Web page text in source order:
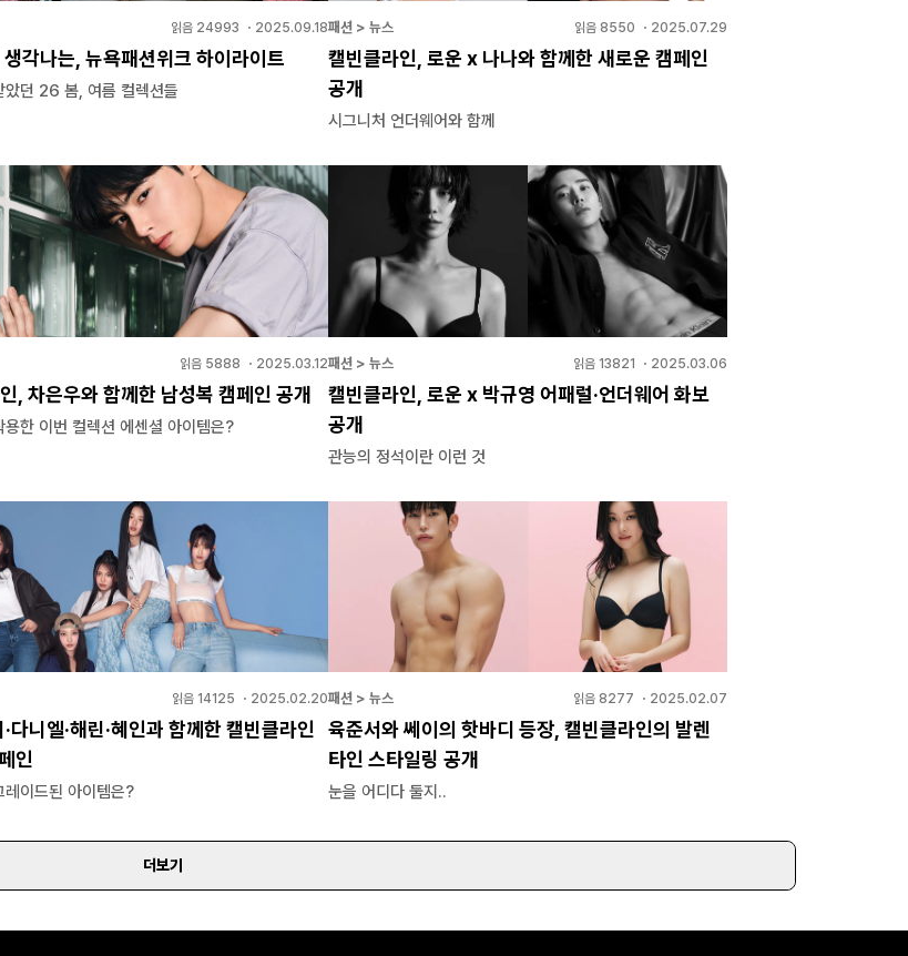
읽음 24993 ・ 2025.09.18
각나는, 뉴욕패션위크 하이라이트
았던 26 봄, 여름 컬렉션들
패션 > 뉴스 읽음 8550 ・ 2025.07.29
캘빈클라인, 로운 x 나나와 함께한 새로운 캠페인
공개
시그니처 언더웨어와 함께
읽음 5888 ・ 2025.03.12
, 차은우와 함께한 남성복 캠페인 공개
용한 이번 컬렉션 에센셜 아이템은?
패션 > 뉴스 읽음 13821 ・ 2025.03.06
캘빈클라인, 로운 x 박규영 어패럴·언더웨어 화보
공개
관능의 정석이란 이런 것
읽음 14125 ・ 2025.02.20
·다니엘·해린·혜인과 함께한 캘빈클라인
인
레이드된 아이템은?
패션 > 뉴스 읽음 8277 ・ 2025.02.07
육준서와 쎄이의 핫바디 등장, 캘빈클라인의 발렌
타인 스타일링 공개
눈을 어디다 둘지..
더보기